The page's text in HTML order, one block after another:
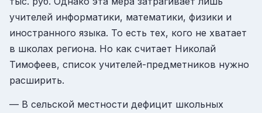
учителей информатики, математики, физики и
иностранного языка. То есть тех, кого не хватает
в школах региона. Но как считает Николай
Тимофеев, список учителей-предметников нужно
расширить.
— В сельской местности дефицит школьных